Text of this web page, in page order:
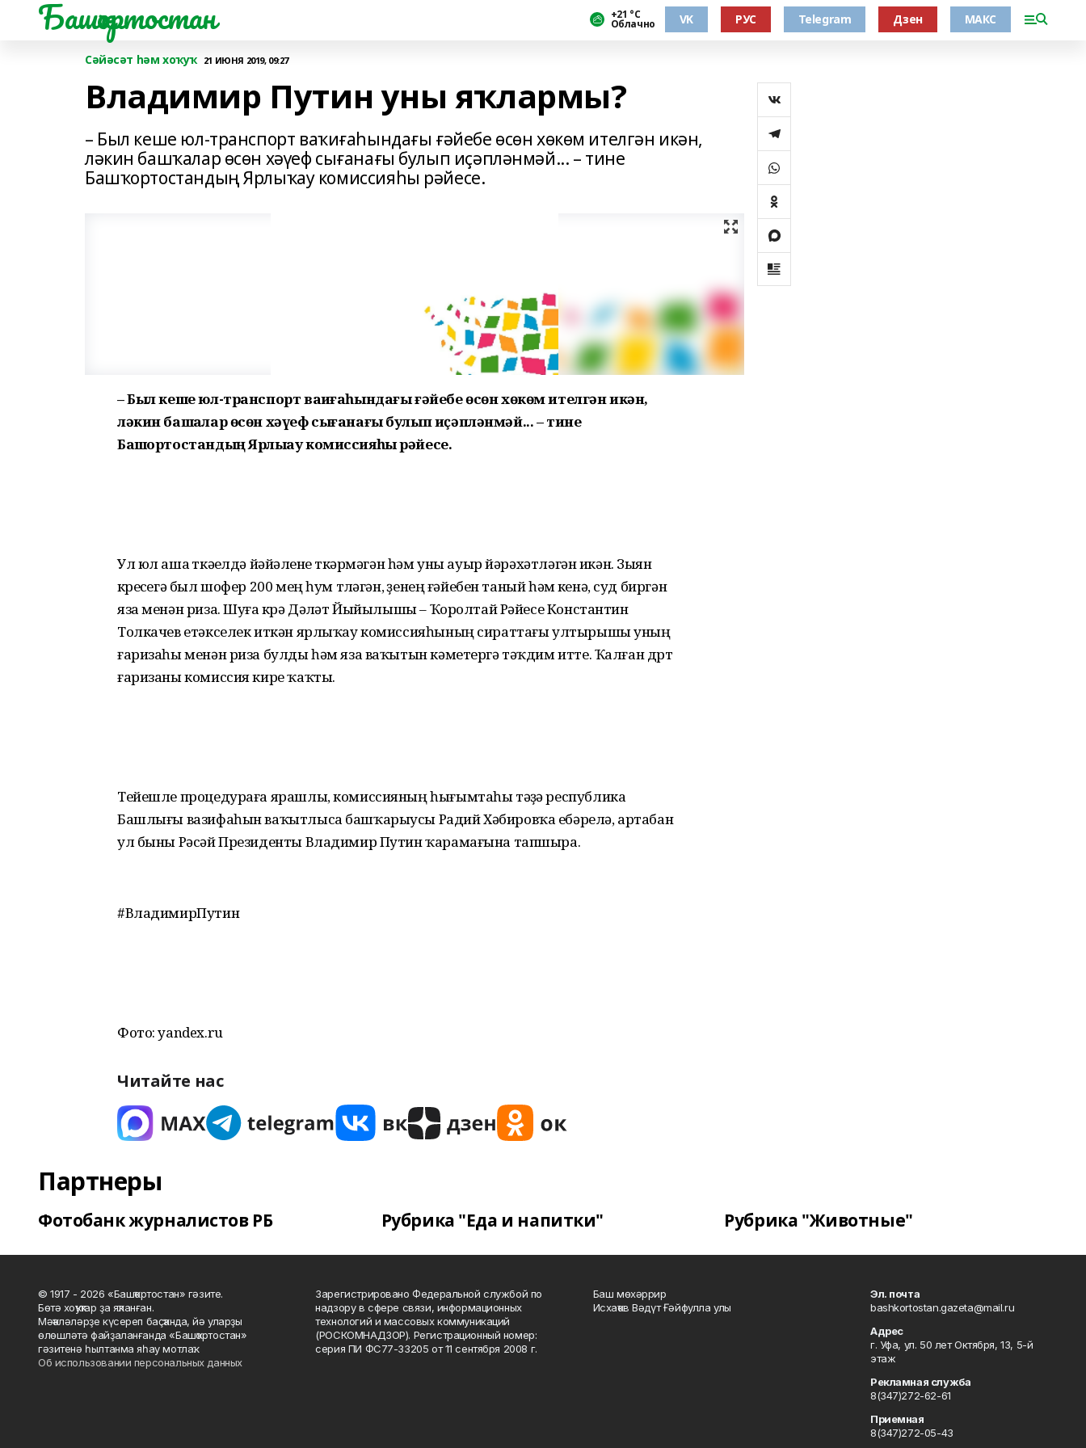
Башҡортостан +21 °С
Облачно VK РУС Telegram Дзен МАКС
Сәйәсәт һәм хоҡуҡ 21 ИЮНЯ 2019, 09:27
Владимир Путин уны яҡлармы?
– Был кеше юл-транспорт ваҡиғаһындағы ғәйебе өсөн хөкөм ителгән икән,
ләкин башҡалар өсөн хәүеф сығанағы булып иҫәпләнмәй... – тине
Башҡортостандың Ярлыҡау комиссияһы рәйесе.
– Был кеше юл-транспорт ваҡиғаһындағы ғәйебе өсөн хөкөм ителгән икән,
ләкин башҡалар өсөн хәүеф сығанағы булып иҫәпләнмәй... – тине
Башҡортостандың Ярлыҡау комиссияһы рәйесе.
Ул юл аша үткәүелдә йәйәүлене үткәрмәгән һәм уны ауыр йәрәхәтләгән икән. Зыян
күреүсегә был шофер 200 мең һум түләгән, үҙенең ғәйебен таный һәм үкенә, суд биргән
яза менән риза. Шуға күрә Дәүләт Йыйылышы – Ҡоролтай Рәйесе Константин
Толкачев етәкселек иткән ярлыҡау комиссияһының сираттағы ултырышы уның
ғаризаһы менән риза булды һәм яза ваҡытын кәметергә тәҡдим итте. Ҡалған дүрт
ғаризаны комиссия кире ҡаҡты.
Тейешле процедураға ярашлы, комиссияның һығымтаһы тәүҙә республика
Башлығы вазифаһын ваҡытлыса башҡарыусы Радий Хәбировҡа ебәрелә, артабан
ул быны Рәсәй Президенты Владимир Путин ҡарамағына тапшыра.
#ВладимирПутин
Фото: yandex.ru
Читайте нас
Партнеры
Фотобанк журналистов РБ Рубрика "Еда и напитки" Рубрика "Животные"
© 1917 - 2026 «Башҡортостан» гәзите.
Бөтә хоҡуҡтар ҙа яҡланған.
Мәҡәләләрҙе күсереп баҫҡанда, йә уларҙы
өлөшләтә файҙаланғанда «Башҡортостан»
гәзитенә һылтанма яһау мотлаҡ.
Об использовании персональных данных
Зарегистрировано Федеральной службой по
надзору в сфере связи, информационных
технологий и массовых коммуникаций
(РОСКОМНАДЗОР). Регистрационный номер:
серия ПИ ФС77-33205 от 11 сентября 2008 г.
Баш мөхәррир
Исхаҡов Вәдүт Ғәйфулла улы
Эл. почта
bashkortostan.gazeta@mail.ru
Адрес
г. Уфа, ул. 50 лет Октября, 13, 5-й
этаж
Рекламная служба
8(347)272-62-61
Приемная
8(347)272-05-43